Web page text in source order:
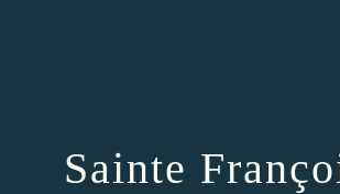
Sainte